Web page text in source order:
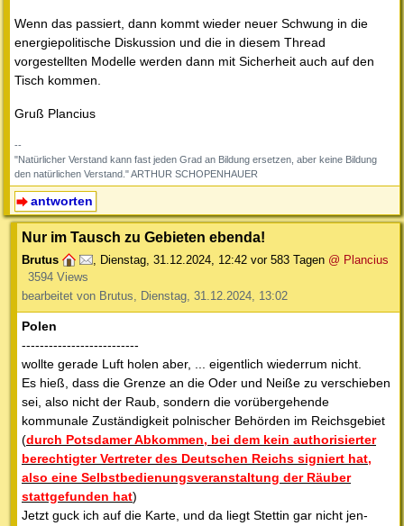
Wenn das passiert, dann kommt wieder neuer Schwung in die
energiepolitische Diskussion und die in diesem Thread
vorgestellten Modelle werden dann mit Sicherheit auch auf den
Tisch kommen.
Gruß Plancius
--
"Natürlicher Verstand kann fast jeden Grad an Bildung ersetzen, aber keine Bildung
den natürlichen Verstand." ARTHUR SCHOPENHAUER
antworten
Nur im Tausch zu Gebieten ebenda!
Brutus , Dienstag, 31.12.2024, 12:42 vor 583 Tagen @ Plancius
3594 Views
bearbeitet von Brutus, Dienstag, 31.12.2024, 13:02
Polen
--------------------------
wollte gerade Luft holen aber, ... eigentlich wiederrum nicht.
Es hieß, dass die Grenze an die Oder und Neiße zu verschieben
sei, also nicht der Raub, sondern die vorübergehende
kommunale Zuständigkeit polnischer Behörden im Reichsgebiet
(durch Potsdamer Abkommen, bei dem kein authorisierter
berechtigter Vertreter des Deutschen Reichs signiert hat,
also eine Selbstbedienungsveranstaltung der Räuber
stattgefunden hat)
Jetzt guck ich auf die Karte, und da liegt Stettin gar nicht jen-